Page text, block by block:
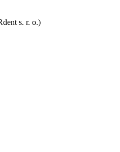
s. r. o.)